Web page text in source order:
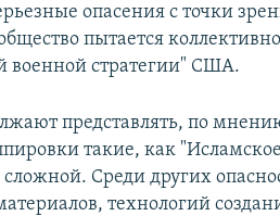
опасения с точки
пытается
военной стратегии" США.
представлять, по
такие, как "Исламское
Среди других
технологий